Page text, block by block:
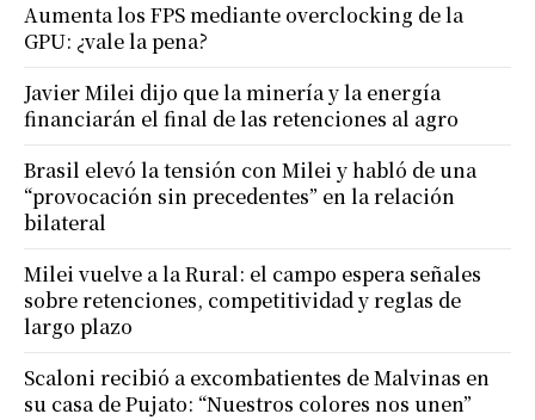
Aumenta los FPS mediante overclocking de la
GPU: ¿vale la pena?
Javier Milei dijo que la minería y la energía
financiarán el final de las retenciones al agro
Brasil elevó la tensión con Milei y habló de una
“provocación sin precedentes” en la relación
bilateral
Milei vuelve a la Rural: el campo espera señales
sobre retenciones, competitividad y reglas de
largo plazo
Scaloni recibió a excombatientes de Malvinas en
su casa de Pujato: “Nuestros colores nos unen”